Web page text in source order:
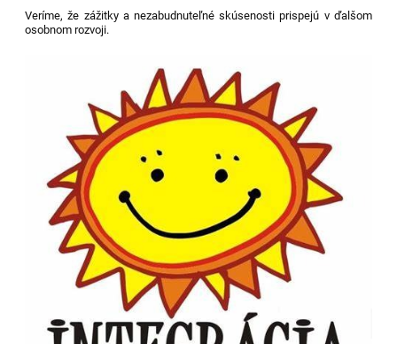
Veríme, že zážitky a nezabudnuteľné skúsenosti prispejú v ďalšom
osobnom rozvoji.